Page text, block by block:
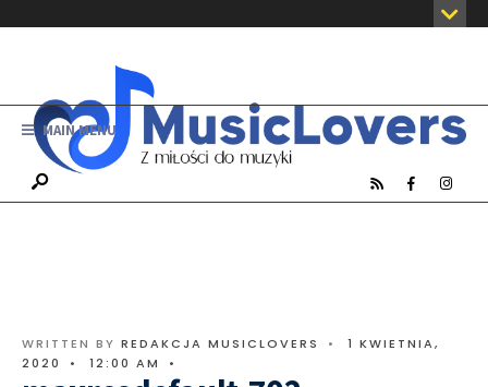
MAIN MENU
WRITTEN BY REDAKCJA MUSICLOVERS •
1 KWIETNIA,
2020
• 12:00 AM •